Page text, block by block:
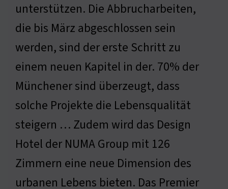
unterstützen. Die Abbrucharbeiten,
die bis März abgeschlossen sein
werden, sind der erste Schritt zu
einem neuen Kapitel in der. 70% der
Münchener sind überzeugt, dass
solche Projekte die Lebensqualität
steigern … Zudem wird das Design
Hotel der NUMA Group mit 126
Zimmern eine neue Dimension des
urbanen Lebens bieten. Das Premier